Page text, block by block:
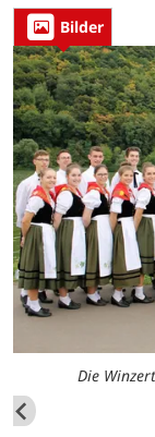
Bilder
Die